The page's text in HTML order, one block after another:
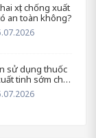
xịt chống xuất
an toàn không?
sử dụng thuốc
tinh sớm cho